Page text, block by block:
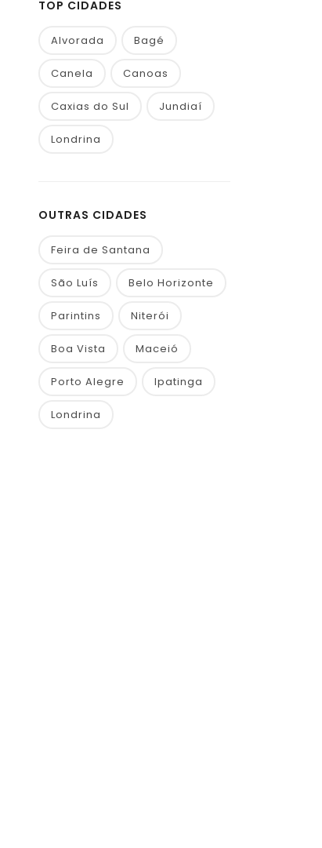
TOP CIDADES
Alvorada Bagé
Canela Canoas
Caxias do Sul Jundiaí
Londrina
OUTRAS CIDADES
Feira de Santana
São Luís Belo Horizonte
Parintins Niterói
Boa Vista Maceió
Porto Alegre Ipatinga
Londrina